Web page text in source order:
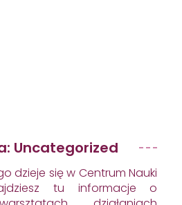
Uncategorized
dzieje się w Centrum Nauki
tu informacje o